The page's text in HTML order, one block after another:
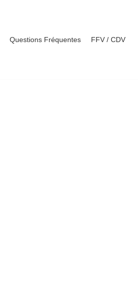
Questions Fréquentes FFV / CDV